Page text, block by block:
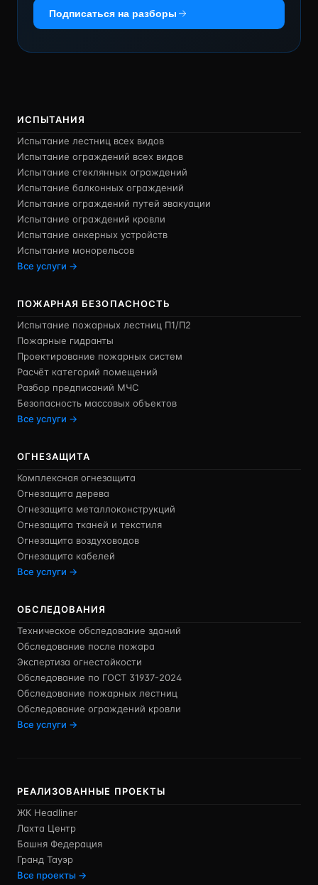
Подписаться на разборы
ИСПЫТАНИЯ
Испытание лестниц всех видов
Испытание ограждений всех видов
Испытание стеклянных ограждений
Испытание балконных ограждений
Испытание ограждений путей эвакуации
Испытание ограждений кровли
Испытание анкерных устройств
Испытание монорельсов
Все услуги →
ПОЖАРНАЯ БЕЗОПАСНОСТЬ
Испытание пожарных лестниц П1/П2
Пожарные гидранты
Проектирование пожарных систем
Расчёт категорий помещений
Разбор предписаний МЧС
Безопасность массовых объектов
Все услуги →
ОГНЕЗАЩИТА
Комплексная огнезащита
Огнезащита дерева
Огнезащита металлоконструкций
Огнезащита тканей и текстиля
Огнезащита воздуховодов
Огнезащита кабелей
Все услуги →
ОБСЛЕДОВАНИЯ
Техническое обследование зданий
Обследование после пожара
Экспертиза огнестойкости
Обследование по ГОСТ 31937-2024
Обследование пожарных лестниц
Обследование ограждений кровли
Все услуги →
РЕАЛИЗОВАННЫЕ ПРОЕКТЫ
ЖК Headliner
Лахта Центр
Башня Федерация
Гранд Тауэр
Все проекты →